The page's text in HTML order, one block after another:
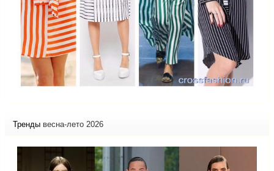
Тренды весна-лето 2026